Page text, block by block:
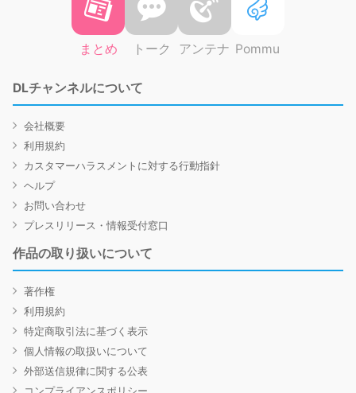
まとめ トーク アンテナ Pommu
DLチャンネルについて
会社概要
利用規約
カスタマーハラスメントに対する行動指針
ヘルプ
お問い合わせ
プレスリリース・情報受付窓口
作品の取り扱いについて
著作権
利用規約
特定商取引法に基づく表示
個人情報の取扱いについて
外部送信規律に関する公表
コンプライアンスポリシー